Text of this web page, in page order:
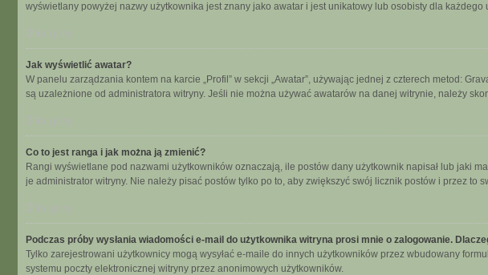
wyświetlany powyżej nazwy użytkownika jest znany jako awatar i jest unikatowy lub osobisty dla każdego
Jak wyświetlić awatar?
W panelu zarządzania kontem na karcie „Profil” w sekcji „Awatar”, używając jednej z czterech metod:
są uzależnione od administratora witryny. Jeśli nie można używać awatarów na danej witrynie, należy
Co to jest ranga i jak można ją zmienić?
Rangi wyświetlane pod nazwami użytkowników oznaczają, ile postów dany użytkownik napisał lub jaki
je administrator witryny. Nie należy pisać postów tylko po to, aby zwiększyć swój licznik postów i przez
Podczas próby wysłania wiadomości e-mail do użytkownika witryna prosi mnie o zalogowanie.
Tylko zarejestrowani użytkownicy mogą wysyłać e-maile do innych użytkowników przez wbudowany
systemu poczty elektronicznej witryny przez anonimowych użytkowników.